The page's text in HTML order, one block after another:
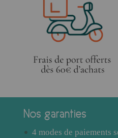
Nos garanties
4 modes de paiements